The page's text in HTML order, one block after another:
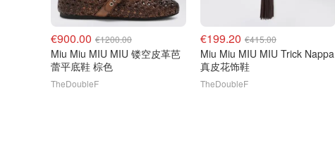
€900.00 €1200.00
Miu Miu MIU MIU 镂空皮革芭
蕾平底鞋 棕色
TheDoubleF
€199.20 €415.00
Miu Miu MIU MIU Trick Nappa
真皮花饰鞋
TheDoubleF